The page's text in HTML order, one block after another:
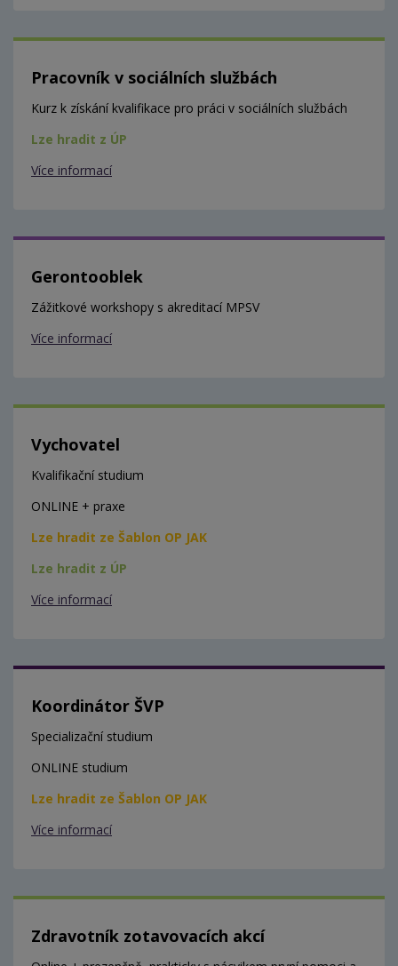
Pracovník v sociálních službách
Kurz k získání kvalifikace pro práci v sociálních službách
Lze hradit z ÚP
Více informací
Gerontooblek
Zážitkové workshopy s akreditací MPSV
Více informací
Vychovatel
Kvalifikační studium
ONLINE + praxe
Lze hradit ze Šablon OP JAK
Lze hradit z ÚP
Více informací
Koordinátor ŠVP
Specializační studium
ONLINE studium
Lze hradit ze Šablon OP JAK
Více informací
Zdravotník zotavovacích akcí